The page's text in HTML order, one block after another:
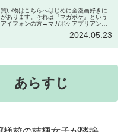
い物はこちらへはじめに全漫画好きに
あります。それは『マガポケ』という
イフォンの方→マガポケアプリアンド
リ このアプ...
2024.05.23
あらすじ